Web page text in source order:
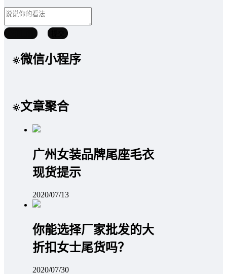
微信小程序
文章聚合
广州女装品牌尾座毛衣
现货提示
2020/07/13
你能选择厂家批发的大
折扣女士尾货吗？
2020/07/30